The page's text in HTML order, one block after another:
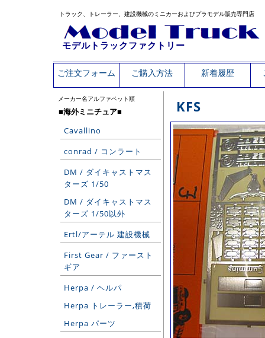
トラック、トレーラー、建設機械のミニカーおよびプラモデル販売専門店
モデルトラックファクトリー
ご注文フォーム ご購入方法 新着履歴
メーカー名アルファベット順
■海外ミニチュア■
Cavallino
conrad / コンラート
DM / ダイキャストマス
ターズ 1/50
DM / ダイキャストマス
ターズ 1/50以外
Ertl/アーテル 建設機械
First Gear / ファースト
ギア
Herpa / ヘルパ
Herpa トレーラー,積荷
Herpa パーツ
KFS